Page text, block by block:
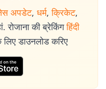
अपडेट, धर्म, क्रिकेट,
रोजाना की ब्रेकिंग हिंदी
डाउनलोड करिए